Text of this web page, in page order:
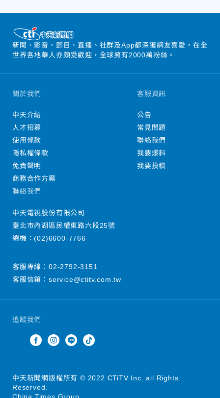
新聞、影音、節目、直播、社群及App都深獲網友喜愛，在全
世界各地華人亦頗受歡迎，全球擁有2000萬粉絲。
追蹤我們
關於我們
中天介紹
人才招募
使用條款
隱私權條款
免責聲明
商務合作方案
客服資訊
公告
常見問題
聯絡我們
我要爆料
我要投稿
聯絡我們
中天電視股份有限公司
臺北市內湖區民權東路六段25號
總機：(02)6600-7766
客服專線： 02-2792-3151
客服信箱： service@ctitv.com.tw
中天新聞網版權所有 © 2022 CTiTV Inc. all Rights
Reserved.